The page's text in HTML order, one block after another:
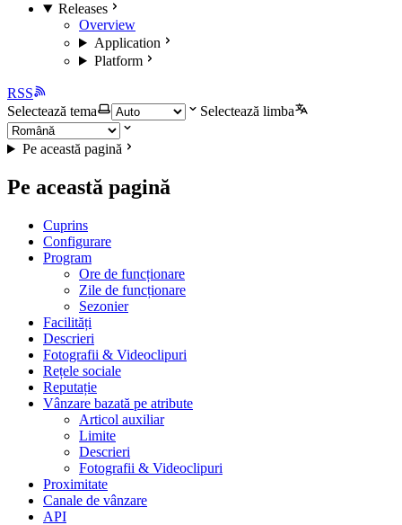
Releases
Overview
Application
Platform
RSS
Selectează tema
Selectează limba
Pe această pagină
Pe această pagină
Cuprins
Configurare
Program
Ore de funcționare
Zile de funcționare
Sezonier
Facilități
Descrieri
Fotografii & Videoclipuri
Rețele sociale
Reputație
Vânzare bazată pe atribute
Articol auxiliar
Limite
Descrieri
Fotografii & Videoclipuri
Proximitate
Canale de vânzare
API